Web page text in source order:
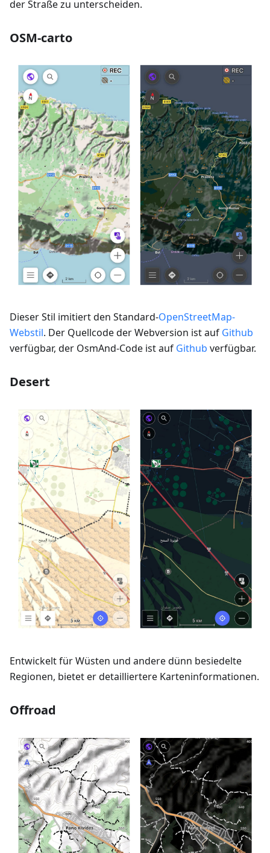
der Straße zu unterscheiden.
OSM-carto
Dieser Stil imitiert den Standard-OpenStreetMap-
Webstil. Der Quellcode der Webversion ist auf Github
verfügbar, der OsmAnd-Code ist auf Github verfügbar.
Desert
Entwickelt für Wüsten und andere dünn besiedelte
Regionen, bietet er detailliertere Karteninformationen.
Offroad